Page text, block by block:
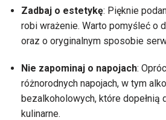
Zadbaj o estetykę: Pięknie
robi wrażenie. Warto pomyśleć o
oraz o oryginalnym sposobie
Nie zapominaj o napojach:
różnorodnych napojach, w tym
bezalkoholowych, które dopełnią
kulinarne.